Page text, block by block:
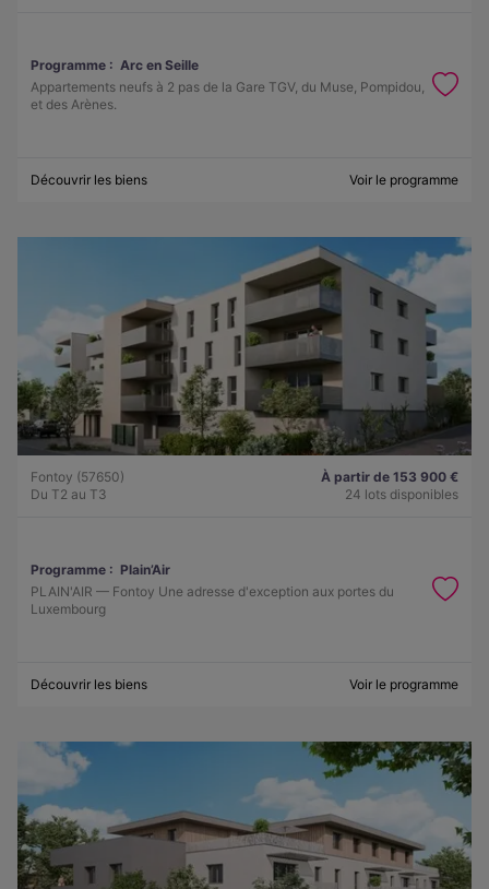
Programme : Arc en Seille
Appartements neufs à 2 pas de la Gare TGV, du Muse, Pompidou,
et des Arènes.
Découvrir les biens Voir le programme
Fontoy (57650)
Du T2 au T3
À partir de 153 900 €
24 lots disponibles
Programme : Plain’Air
PLAIN'AIR — Fontoy Une adresse d'exception aux portes du
Luxembourg
Découvrir les biens Voir le programme